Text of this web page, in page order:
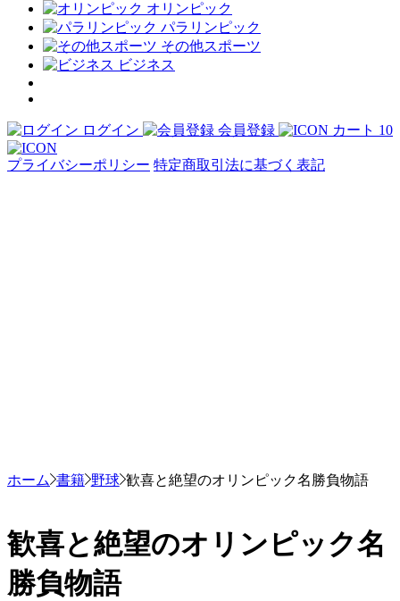
オリンピック
パラリンピック
その他スポーツ
ビジネス
ログイン 会員登録 カート 10
プライバシーポリシー 特定商取引法に基づく表記
ホーム 書籍 野球 歓喜と絶望のオリンピック名勝負物語
歓喜と絶望のオリンピック名
勝負物語